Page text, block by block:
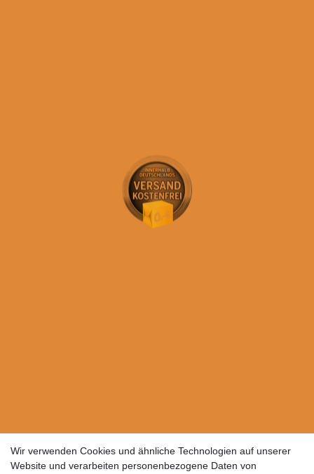
Wir verwenden Cookies und ähnliche Technologien auf unserer
Website und verarbeiten personenbezogene Daten von